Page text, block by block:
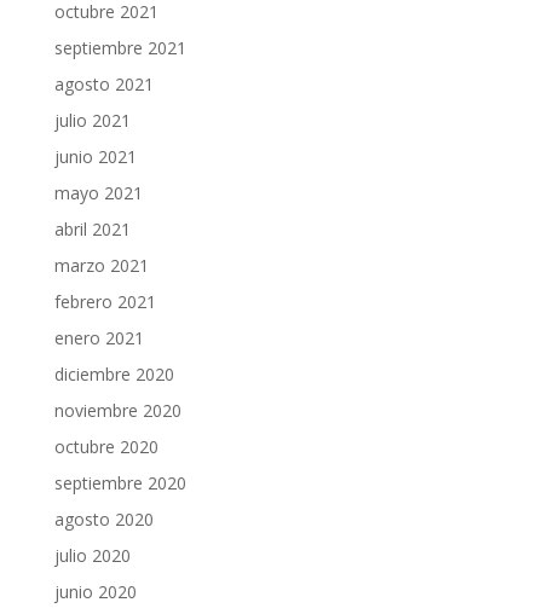
octubre 2021
septiembre 2021
agosto 2021
julio 2021
junio 2021
mayo 2021
abril 2021
marzo 2021
febrero 2021
enero 2021
diciembre 2020
noviembre 2020
octubre 2020
septiembre 2020
agosto 2020
julio 2020
junio 2020